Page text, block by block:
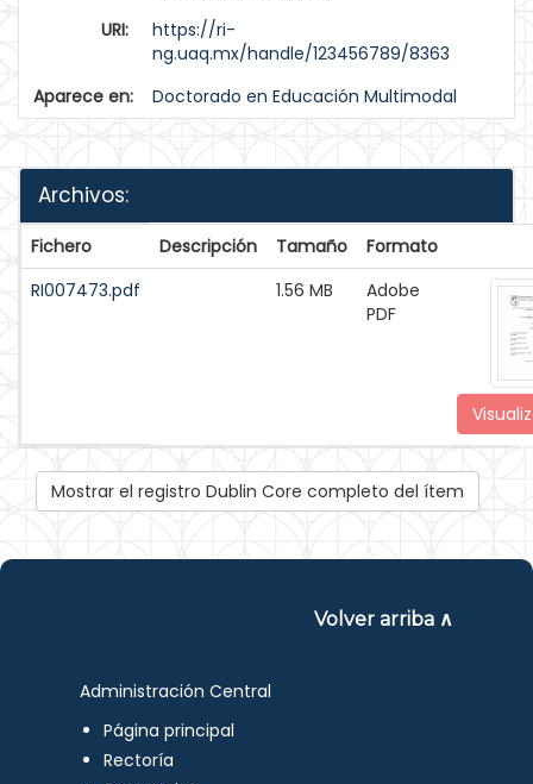
URI:
https://ri-
ng.uaq.mx/handle/123456789/8363
Aparece en:
Doctorado en Educación Multimodal
Archivos:
Fichero Descripción Tamaño
Formato
RI007473.pdf
1.56 MB
Adobe
PDF
Mostrar el registro Dublin Core completo del ítem
Volver arriba ∧
Administración Central
Página principal
Rectoría